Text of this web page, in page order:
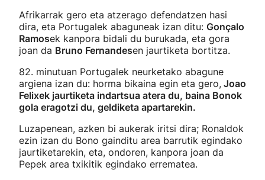
Afrikarrak gero eta atzerago defendatzen hasi
dira, eta Portugalek abaguneak izan ditu: Gonçalo
Ramosek kanpora bidali du burukada, eta gora
joan da Bruno Fernandesen jaurtiketa bortitza.
82. minutuan Portugalek neurketako abagune
argiena izan du: horma bikaina egin eta gero, Joao
Felixek jaurtiketa indartsua atera du, baina Bonok
gola eragotzi du, geldiketa apartarekin.
Luzapenean, azken bi aukerak iritsi dira; Ronaldok
ezin izan du Bono gainditu area barrutik egindako
jaurtiketarekin, eta, ondoren, kanpora joan da
Pepek area txikitik egindako errematea.